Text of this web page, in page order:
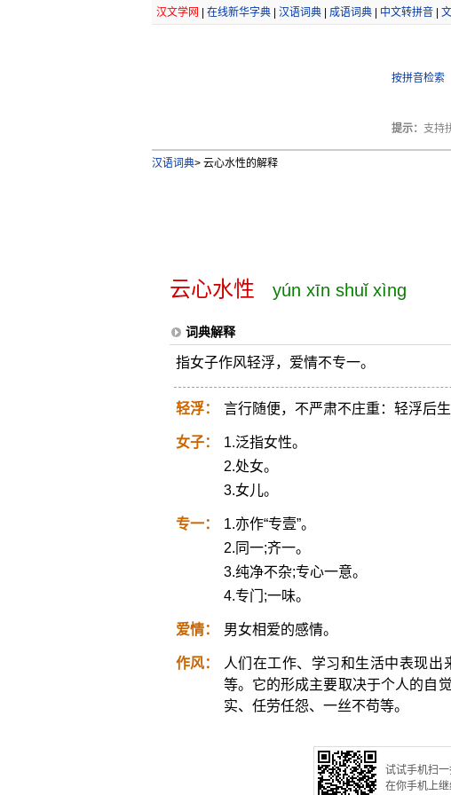
汉文学网 在线新华字典| 汉语词典| 成语词典| 中文转拼音|
按拼音检索
提示： 支持
汉语词典>云心水性的解释
云心水性 yún xīn shuǐ xìng
词典解释
指女子作风轻浮，爱情不专一。
轻浮： 言行随便，不严肃不庄重：轻浮后生
女子：
1.泛指女性。
2.处女。
3.女儿。
专一：
1.亦作“专壹”。
2.同一;齐一。
3.纯净不杂;专心一意。
4.专门;一味。
爱情： 男女相爱的感情。
作风：
人们在工作、学习和生活中表现
等。它的形成主要取决于个人的自
实、任劳任怨、一丝不苟等。
试试手机扫一
在你手机上